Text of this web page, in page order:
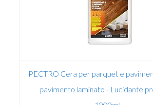
PECTRO Cera per parquet e
pavimento laminato - Lucidante